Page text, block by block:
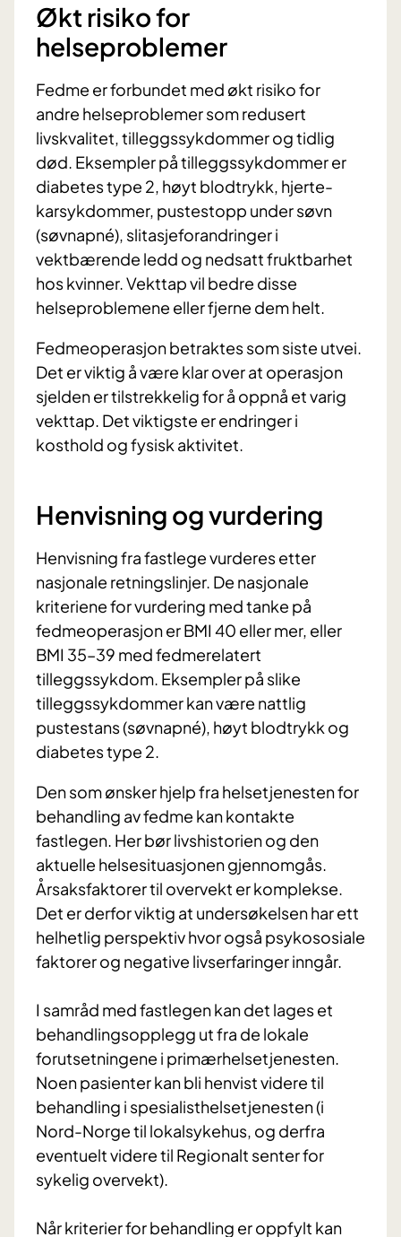
Økt risiko for
helseproblemer
Fedme er forbundet med økt risiko for
andre helseproblemer som redusert
livskvalitet, tilleggssykdommer og tidlig
død. Eksempler på tilleggssykdommer er
diabetes type 2, høyt blodtrykk, hjerte-
karsykdommer, pustestopp under søvn
(søvnapné), slitasjeforandringer i
vektbærende ledd og nedsatt fruktbarhet
hos kvinner. Vekttap vil bedre disse
helseproblemene eller fjerne dem helt.
Fedmeoperasjon betraktes som siste utvei.
Det er viktig å være klar over at operasjon
sjelden er tilstrekkelig for å oppnå et varig
vekttap. Det viktigste er endringer i
kosthold og fysisk aktivitet.
Henvisning og vurdering
Henvisning fra fastlege vurderes etter
nasjonale retningslinjer. De nasjonale
kriteriene for vurdering med tanke på
fedmeoperasjon er BMI 40 eller mer, eller
BMI 35–39 med fedmerelatert
tilleggssykdom. Eksempler på slike
tilleggssykdommer kan være nattlig
pustestans (søvnapné), høyt blodtrykk og
diabetes type 2.
Den som ønsker hjelp fra helsetjenesten for
behandling av fedme kan kontakte
fastlegen. Her bør livshistorien og den
aktuelle helsesituasjonen gjennomgås.
Årsaksfaktorer til overvekt er komplekse.
Det er derfor viktig at undersøkelsen har ett
helhetlig perspektiv hvor også psykososiale
faktorer og negative livserfaringer inngår.
I samråd med fastlegen kan det lages et
behandlingsopplegg ut fra de lokale
forutsetningene i primærhelsetjenesten.
Noen pasienter kan bli henvist videre til
behandling i spesialisthelsetjenesten (i
Nord-Norge til lokalsykehus, og derfra
eventuelt videre til Regionalt senter for
sykelig overvekt).
Når kriterier for behandling er oppfylt kan